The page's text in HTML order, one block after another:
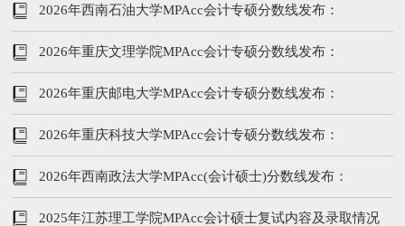
189/92/46
2026年西南石油大学MPAcc会计专硕分数线发布：
209/102/51
2026年重庆文理学院MPAcc会计专硕分数线发布：
199/102/51
2026年重庆邮电大学MPAcc会计专硕分数线发布：
212/102/51
2026年重庆科技大学MPAcc会计专硕分数线发布：
209/102/51
2026年西南政法大学MPAcc(会计硕士)分数线发布：
228/102/51
2025年江苏理工学院MPAcc会计硕士复试内容及录取情况